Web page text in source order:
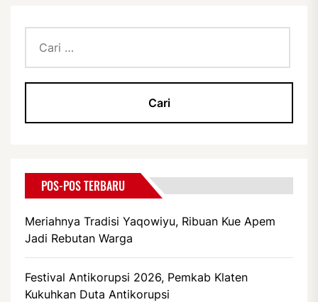
untuk:
POS-POS TERBARU
Meriahnya Tradisi Yaqowiyu, Ribuan Kue Apem
Jadi Rebutan Warga
Festival Antikorupsi 2026, Pemkab Klaten
Kukuhkan Duta Antikorupsi